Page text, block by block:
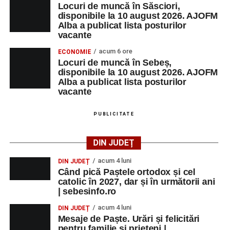
Locuri de muncă în Săsciori,
disponibile la 10 august 2026. AJOFM
Alba a publicat lista posturilor
vacante
ECONOMIE acum 6 ore
Locuri de muncă în Sebeș,
disponibile la 10 august 2026. AJOFM
Alba a publicat lista posturilor
vacante
PUBLICITATE
DIN JUDEȚ
DIN JUDEȚ acum 4 luni
Când pică Paștele ortodox și cel
catolic în 2027, dar și în următorii ani
| sebesinfo.ro
DIN JUDEȚ acum 4 luni
Mesaje de Paște. Urări și felicitări